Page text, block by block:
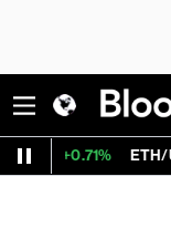
ETH/USD 1,854.193